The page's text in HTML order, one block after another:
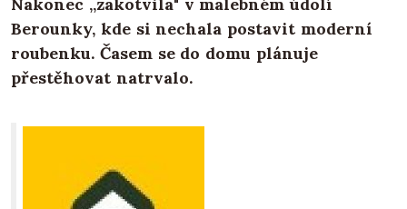
Nakonec „zakotvila" v malebném údolí
Berounky, kde si nechala postavit moderní
roubenku. Časem se do domu plánuje
přestěhovat natrvalo.